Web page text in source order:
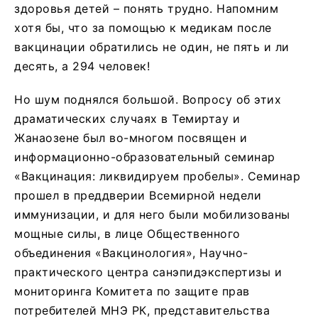
здоровья детей – понять трудно. Напомним
хотя бы, что за помощью к медикам после
вакцинации обратились не один, не пять и ли
десять, а 294 человек!
Но шум поднялся большой. Вопросу об этих
драматических случаях в Темиртау и
Жанаозене был во-многом посвящен и
информационно-образовательный семинар
«Вакцинация: ликвидируем пробелы». Семинар
прошел в преддверии Всемирной недели
иммунизации, и для него были мобилизованы
мощные силы, в лице Общественного
объединения «Вакцинология», Научно-
практического центра санэпидэкспертизы и
мониторинга Комитета по защите прав
потребителей МНЭ РК, представительства